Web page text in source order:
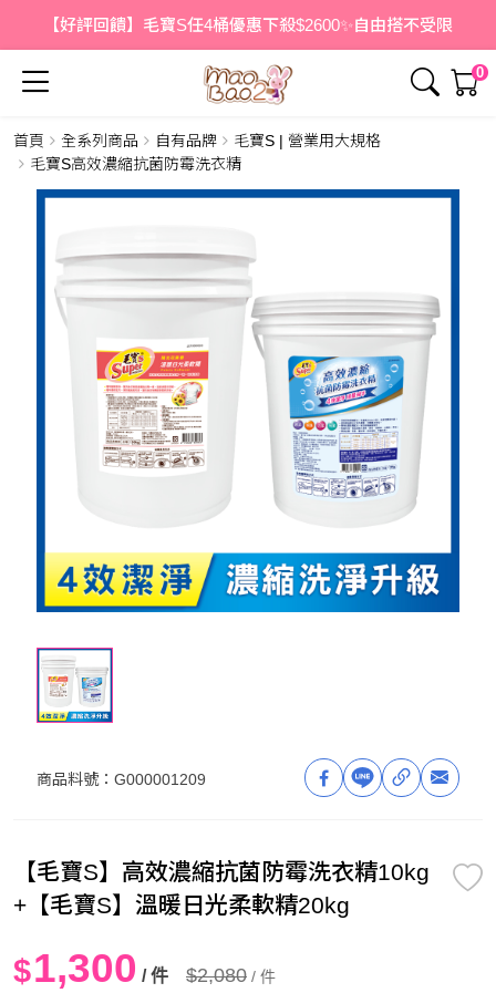
【好評回饋】毛寶S任4桶優惠下殺$2600✨自由搭不受限
0
簡介 內容
首頁 全系列商品 自有品牌
毛寶S | 營業用大規格
毛寶S高效濃縮抗菌防霉洗衣精
商品料號：G000001209
【毛寶S】高效濃縮抗菌防霉洗衣精10kg
+【毛寶S】溫暖日光柔軟精20kg
$1,300 / 件 $2,080 / 件